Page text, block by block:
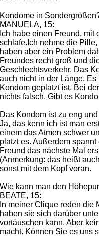
Kondome in
MANUELA, 15:
Ich habe einen Freund, mit
schlafe.Ich nehme die
haben aber ein Problem
Freundes recht groß und
Geschlechtsverkehr. Das
auch nicht in der Länge.
Kondom geplatzt ist. Bei
nichts falsch. Gibt es
Das Kondom ist zu eng
Ja, das kenn ich ist man
einem das Atmen schwer
platzt es. Außerdem
Freund das nächste Mal
(Anmerkung: das heißt
sonst mit dem Kopf voran.
Wie kann man den
BEATE, 15:
In meiner Clique reden die
haben sie sich darüber
vortäuschen kann. Aber
macht. Können Sie es uns